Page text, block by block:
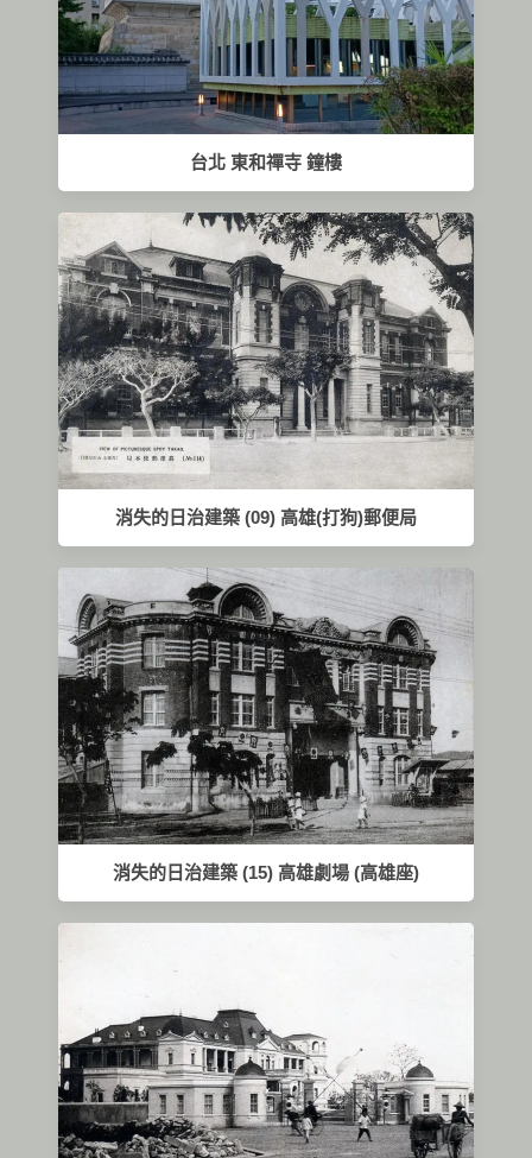
台北 東和禪寺 鐘樓
消失的日治建築 (09) 高雄(打狗)郵便局
消失的日治建築 (15) 高雄劇場 (高雄座)